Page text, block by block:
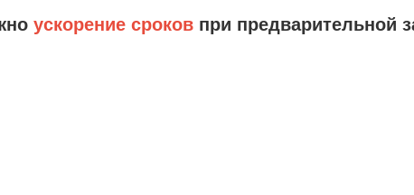
ускорение сроков при предварительной